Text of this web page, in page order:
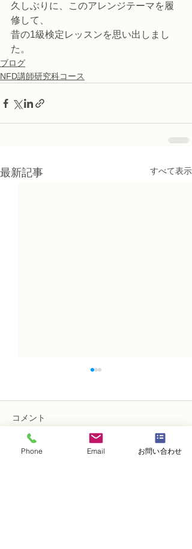
久しぶりに、このアレンジテーマを履
修して、
昔の1級検定レッスンを思い出しまし
た。
ブログ
NFD講師研究科コース
最新記事 すべて表示
コメント
Phone Email お問い合わせ